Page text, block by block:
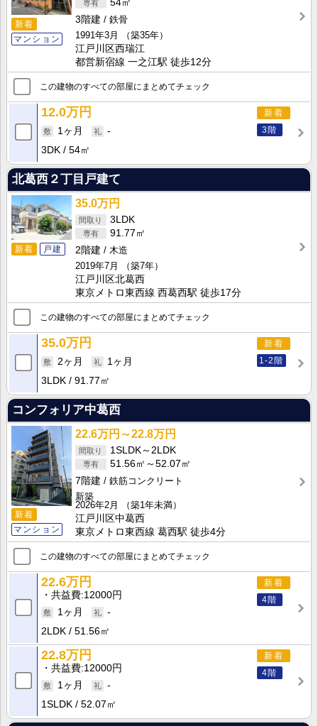
新着
マンション
54㎡
3階建
鉄骨
1991年3月
（築35年）
江戸川区西瑞江
都営新宿線 一之江駅 徒歩12分
この建物のすべての部屋にまとめてチェック
新着
3階
12.0万円
1ヶ月
-
3DK
54㎡
北葛西２丁目戸建て
新着 戸建
35.0万円
3LDK
91.77㎡
2階建
木造
2019年7月
（築7年）
江戸川区北葛西
東京メトロ東西線 西葛西駅 徒歩17分
この建物のすべての部屋にまとめてチェック
新着
1-2階
35.0万円
2ヶ月
1ヶ月
3LDK
91.77㎡
コンフォリア中葛西
新着
マンション
22.6万円～22.8万円
1SLDK～2LDK
51.56㎡～52.07㎡
7階建
鉄筋コンクリート
新築
2026年2月
（築1年未満）
江戸川区中葛西
東京メトロ東西線 葛西駅 徒歩4分
この建物のすべての部屋にまとめてチェック
新着
4階
22.6万円
共益費 12000円
1ヶ月
-
2LDK
51.56㎡
新着
4階
22.8万円
共益費 12000円
1ヶ月
-
1SLDK
52.07㎡